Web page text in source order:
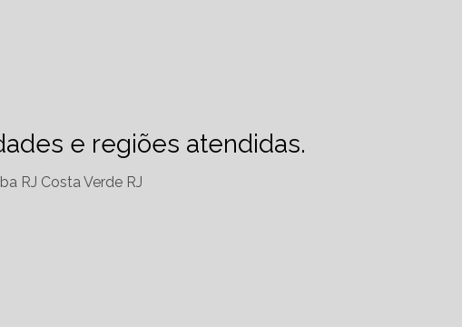
e regiões atendidas.
RJ Costa Verde RJ